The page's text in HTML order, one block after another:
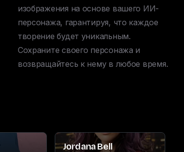
изображения на основе вашего ИИ-
персонажа, гарантируя, что каждое
творение будет уникальным.
Сохраните своего персонажа и
возвращайтесь к нему в любое время.
Jordana Bell